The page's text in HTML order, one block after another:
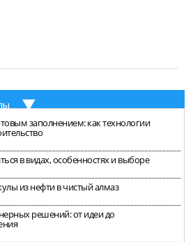
заполнением: как технологии
в видах, особенностях и выборе
из нефти в чистый алмаз
решений: от идеи до